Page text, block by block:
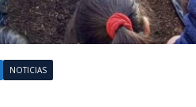
NOTICIAS